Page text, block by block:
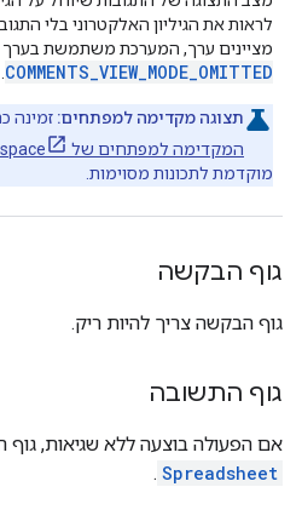
לראות את הגיליון האלקטרוני בלי
מציינים ערך, המערכת משתמשת בערך
COMMENTS_VIEW_MODE_OMITTED
תצוגה מקדימה למפתחים: זמינה
המקדימה למפתחים של Google Workspace
מוקדמת לתכונות מסוימות.
גוף הבקשה
גוף הבקשה צריך להיות ריק.
גוף התשובה
אם הפעולה בוצעה ללא שגיאות, גוף
Spreadsheet
.